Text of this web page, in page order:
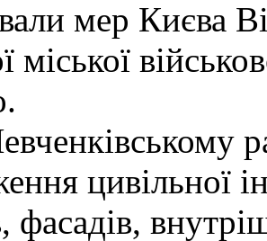
мер Києва
міської
цивільної
фасадів,